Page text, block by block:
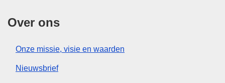
Over ons
Onze missie, visie en waarden
Nieuwsbrief